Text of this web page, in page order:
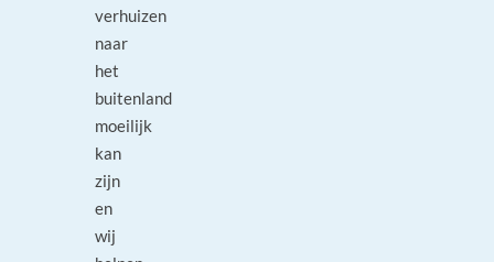
verhuizen
naar
het
buitenland
moeilijk
kan
zijn
en
wij